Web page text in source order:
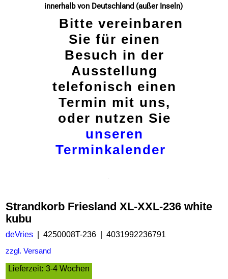
innerhalb von Deutschland (außer Inseln)
Bitte vereinbaren
Sie für einen
Besuch in der
Ausstellung
telefonisch einen
Termin mit uns,
oder nutzen Sie
unseren
Terminkalender
Strandkorb Friesland XL-XXL-236 white
kubu
deVries 4250008T-236 4031992236791
zzgl. Versand
Lieferzeit: 3-4 Wochen